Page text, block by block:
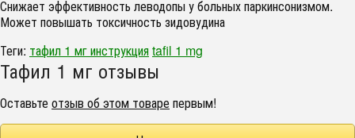
Снижает эффективность леводопы у больных паркинсонизмом.
Может повышать токсичность зидовудина
Теги: тафил 1 мг инструкцияtafil 1 mg
Тафил 1 мг отзывы
Оставьтеотзыв об этом товарепервым!